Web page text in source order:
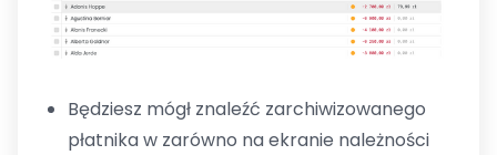
Będziesz mógł znaleźć zarchiwizowanego
płatnika w zarówno na ekranie należności